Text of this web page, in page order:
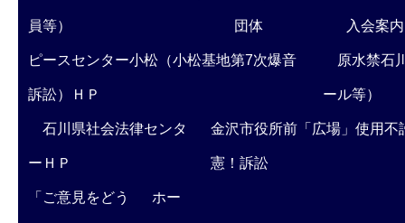
員等） 団体 入会案内
ピースセンター小松（小松基地第7次爆音
訴訟）ＨＰ
原水禁石
ール等）
石川県社会法律センタ
ーＨＰ
金沢市役所前「広場」使用不
憲！訴訟
「ご意見をどう ホー